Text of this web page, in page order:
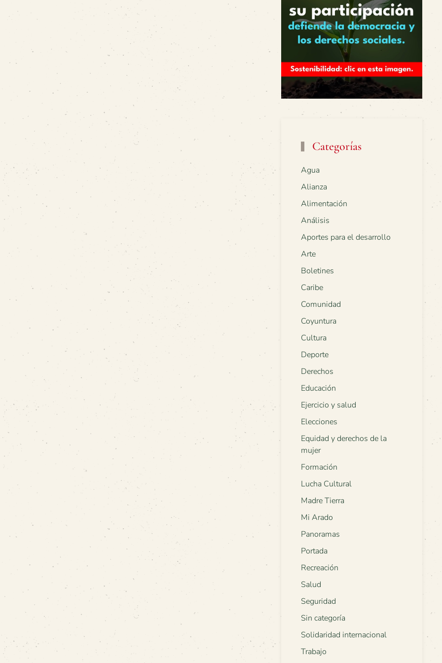
Categorías
Agua
Alianza
Alimentación
Análisis
Aportes para el desarrollo
Arte
Boletines
Caribe
Comunidad
Coyuntura
Cultura
Deporte
Derechos
Educación
Ejercicio y salud
Elecciones
Equidad y derechos de la
mujer
Formación
Lucha Cultural
Madre Tierra
Mi Arado
Panoramas
Portada
Recreación
Salud
Seguridad
Sin categoría
Solidaridad internacional
Trabajo